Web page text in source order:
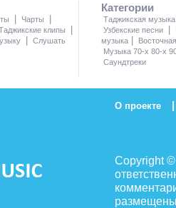
| Чарты |
клипы |
| Слушать
Категории
Таджикская музыка
Узбекские песни
|
музыка |
Музыка 70-х 80-х
Саундтреки
О проекте |
Copyright
размещены